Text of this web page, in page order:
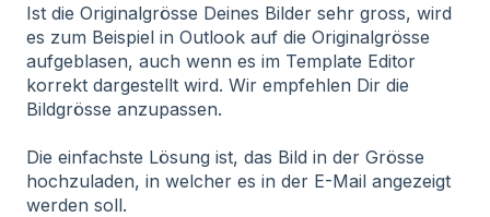
Ist die Originalgrösse Deines Bilder sehr gross, wird
es zum Beispiel in Outlook auf die Originalgrösse
aufgeblasen, auch wenn es im Template Editor
korrekt dargestellt wird. Wir empfehlen Dir die
Bildgrösse anzupassen.
Die einfachste Lösung ist, das Bild in der Grösse
hochzuladen, in welcher es in der E-Mail angezeigt
werden soll.